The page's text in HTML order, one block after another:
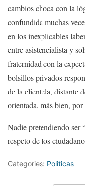
cambios choca con la
confundida muchas
en los inexplicables
entre asistencialista y
fraternidad con la
bolsillos privados
de la clientela, distante
orientada, más bien,
Nadie pretendiendo ser
respeto de los
Categories: Politicas